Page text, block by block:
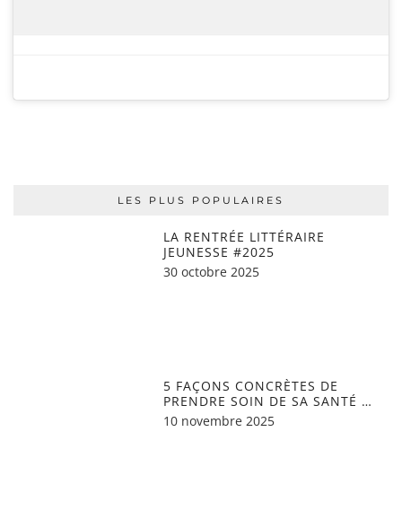
LES PLUS POPULAIRES
LA RENTRÉE LITTÉRAIRE
JEUNESSE #2025
30 octobre 2025
5 FAÇONS CONCRÈTES DE
PRENDRE SOIN DE SA SANTÉ …
10 novembre 2025